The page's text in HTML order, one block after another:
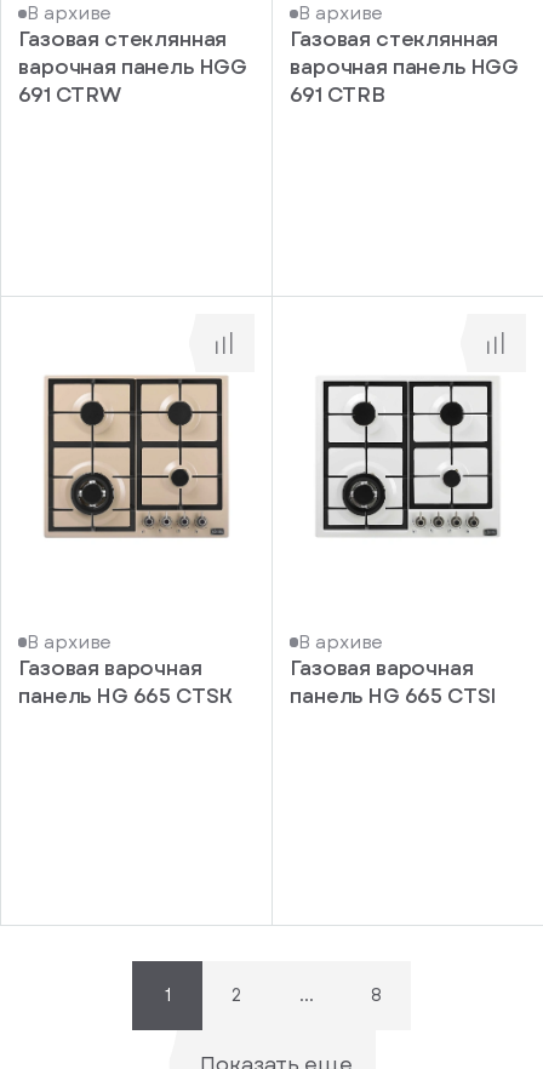
В архиве
Газовая стеклянная
варочная панель HGG
691 CTRW
В архиве
Газовая стеклянная
варочная панель HGG
691 CTRB
В архиве
Газовая варочная
панель HG 665 CTSK
В архиве
Газовая варочная
панель HG 665 CTSI
1 2 ... 8